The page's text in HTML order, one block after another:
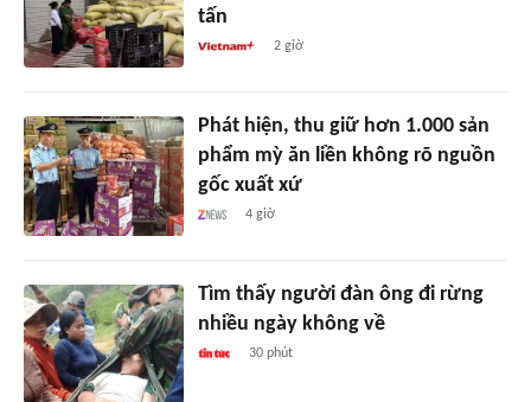
tấn
2 giờ
Phát hiện, thu giữ hơn 1.000 sản
phẩm mỳ ăn liền không rõ nguồn
gốc xuất xứ
4 giờ
Tìm thấy người đàn ông đi rừng
nhiều ngày không về
30 phút